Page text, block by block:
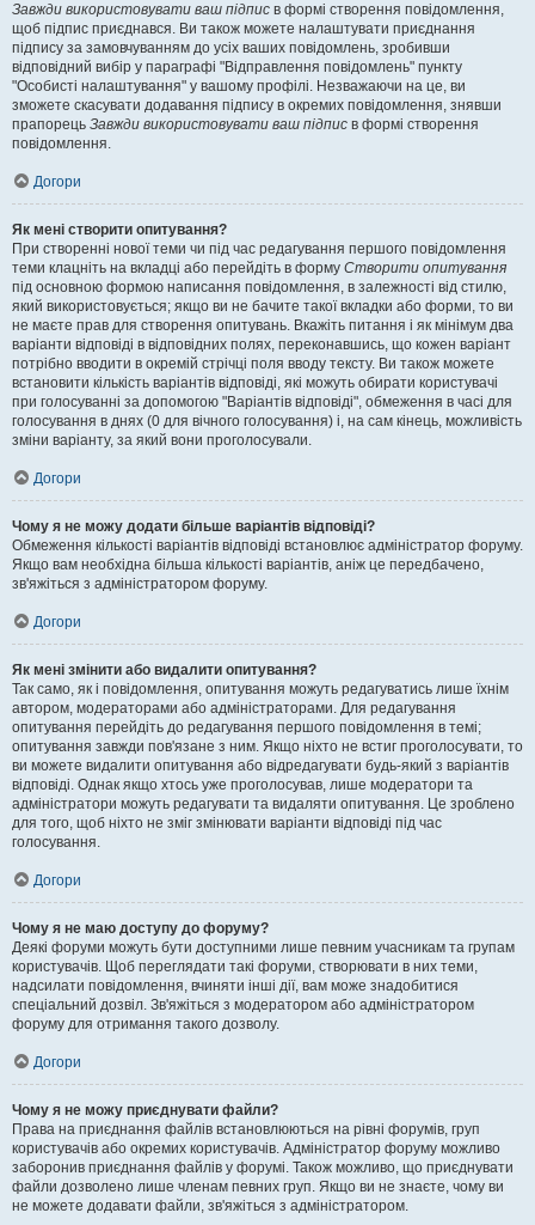
Завжди використовувати ваш підпис в формі створення повідомлення,
щоб підпис приєднався. Ви також можете налаштувати приєднання
підпису за замовчуванням до усіх ваших повідомлень, зробивши
відповідний вибір у параграфі "Відправлення повідомлень" пункту
"Особисті налаштування" у вашому профілі. Незважаючи на це, ви
зможете скасувати додавання підпису в окремих повідомлення, знявши
прапорець Завжди використовувати ваш підпис в формі створення
повідомлення.
Догори
Як мені створити опитування?
При створенні нової теми чи під час редагування першого повідомлення
теми клацніть на вкладці або перейдіть в форму Створити опитування
під основною формою написання повідомлення, в залежності від стилю,
який використовується; якщо ви не бачите такої вкладки або форми, то ви
не маєте прав для створення опитувань. Вкажіть питання і як мінімум два
варіанти відповіді в відповідних полях, переконавшись, що кожен варіант
потрібно вводити в окремій стрічці поля вводу тексту. Ви також можете
встановити кількість варіантів відповіді, які можуть обирати користувачі
при голосуванні за допомогою "Варіантів відповіді", обмеження в часі для
голосування в днях (0 для вічного голосування) і, на сам кінець, можливість
зміни варіанту, за який вони проголосували.
Догори
Чому я не можу додати більше варіантів відповіді?
Обмеження кількості варіантів відповіді встановлює адміністратор форуму.
Якщо вам необхідна більша кількості варіантів, аніж це передбачено,
зв'яжіться з адміністратором форуму.
Догори
Як мені змінити або видалити опитування?
Так само, як і повідомлення, опитування можуть редагуватись лише їхнім
автором, модераторами або адміністраторами. Для редагування
опитування перейдіть до редагування першого повідомлення в темі;
опитування завжди пов'язане з ним. Якщо ніхто не встиг проголосувати, то
ви можете видалити опитування або відредагувати будь-який з варіантів
відповіді. Однак якщо хтось уже проголосував, лише модератори та
адміністратори можуть редагувати та видаляти опитування. Це зроблено
для того, щоб ніхто не зміг змінювати варіанти відповіді під час
голосування.
Догори
Чому я не маю доступу до форуму?
Деякі форуми можуть бути доступними лише певним учасникам та групам
користувачів. Щоб переглядати такі форуми, створювати в них теми,
надсилати повідомлення, вчиняти інші дії, вам може знадобитися
спеціальний дозвіл. Зв'яжіться з модератором або адміністратором
форуму для отримання такого дозволу.
Догори
Чому я не можу приєднувати файли?
Права на приєднання файлів встановлюються на рівні форумів, груп
користувачів або окремих користувачів. Адміністратор форуму можливо
заборонив приєднання файлів у форумі. Також можливо, що приєднувати
файли дозволено лише членам певних груп. Якщо ви не знаєте, чому ви
не можете додавати файли, зв'яжіться з адміністратором.